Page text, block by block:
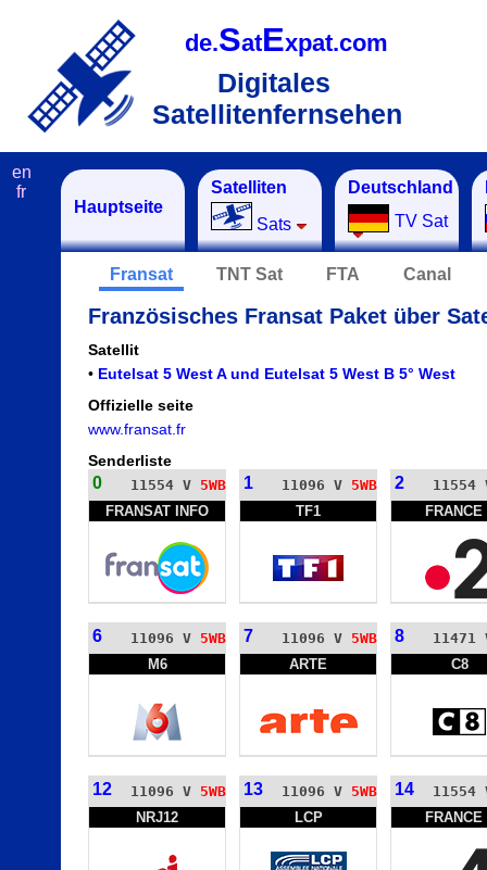
de.SatExpat.com
Digitales
Satellitenfernsehen
Hauptseite
Satelliten
Sats
Deutschland
TV Sat
en
fr
Fransat TNT Sat FTA Canal
Französisches Fransat Paket über
Satellit
• Eutelsat 5 West A und Eutelsat 5 West B 5° West
Offizielle seite
www.fransat.fr
Senderliste
0 11554 V 5WB
FRANSAT INFO
1 11096 V 5WB
TF1
2
FRANCE
6 11096 V 5WB
M6
7 11096 V 5WB
ARTE
8
C8
12 11096 V 5WB
NRJ12
13 11096 V 5WB
LCP
14
FRANCE